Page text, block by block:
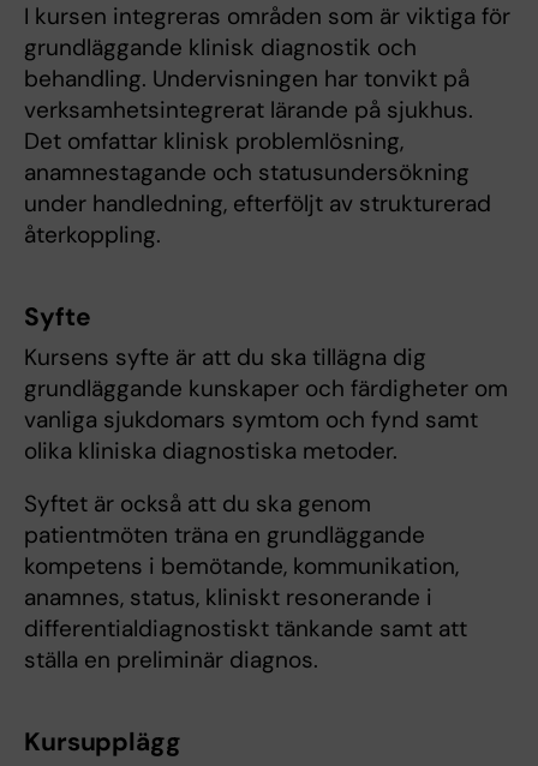
I kursen integreras områden som är viktiga för
grundläggande klinisk diagnostik och
behandling. Undervisningen har tonvikt på
verksamhetsintegrerat lärande på sjukhus.
Det omfattar klinisk problemlösning,
anamnestagande och statusundersökning
under handledning, efterföljt av strukturerad
återkoppling.
Syfte
Kursens syfte är att du ska tillägna dig
grundläggande kunskaper och färdigheter om
vanliga sjukdomars symtom och fynd samt
olika kliniska diagnostiska metoder.
Syftet är också att du ska genom
patientmöten träna en grundläggande
kompetens i bemötande, kommunikation,
anamnes, status, kliniskt resonerande i
differentialdiagnostiskt tänkande samt att
ställa en preliminär diagnos.
Kursupplägg